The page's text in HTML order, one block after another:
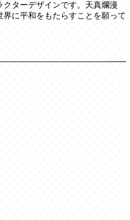
ターデザインです。天真爛漫
に平和をもたらすことを願って